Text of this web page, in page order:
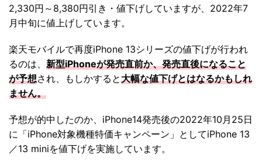
2,330円～8,380円引き・値下げしていますが、2022年7
月中旬に値上げしています。
楽天モバイルで再度iPhone 13シリーズの値下げが行われ
るのは、 新型iPhoneが発売直前か、発売直後になること
が予想され、もしかすると大幅な値下げとはなるかもしれ
ません。
予想が的中したのか、iPhone14発売後の2022年10月25日
に「iPhone対象機種特価キャンペーン」としてiPhone 13
／13 miniを値下げを実施しています。